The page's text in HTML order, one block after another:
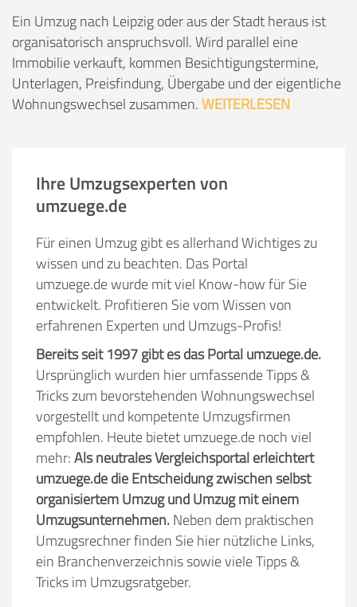
Ein Umzug nach Leipzig oder aus der Stadt heraus ist
organisatorisch anspruchsvoll. Wird parallel eine
Immobilie verkauft, kommen Besichtigungstermine,
Unterlagen, Preisfindung, Übergabe und der eigentliche
Wohnungswechsel zusammen.WEITERLESEN
Ihre Umzugsexperten von
umzuege.de
Für einen Umzug gibt es allerhand Wichtiges zu
wissen und zu beachten. Das Portal
umzuege.de wurde mit viel Know-how für Sie
entwickelt. Profitieren Sie vom Wissen von
erfahrenen Experten und Umzugs-Profis!
Bereits seit 1997 gibt es das Portal umzuege.de.
Ursprünglich wurden hier umfassende Tipps &
Tricks zum bevorstehenden Wohnungswechsel
vorgestellt und kompetente Umzugsfirmen
empfohlen. Heute bietet umzuege.de noch viel
mehr:Als neutrales Vergleichsportal erleichtert
umzuege.de die Entscheidung zwischen selbst
organisiertem Umzug und Umzug mit einem
Umzugsunternehmen.Neben dem praktischen
Umzugsrechner finden Sie hier nützliche Links,
ein Branchenverzeichnis sowie viele Tipps &
Tricks im Umzugsratgeber.